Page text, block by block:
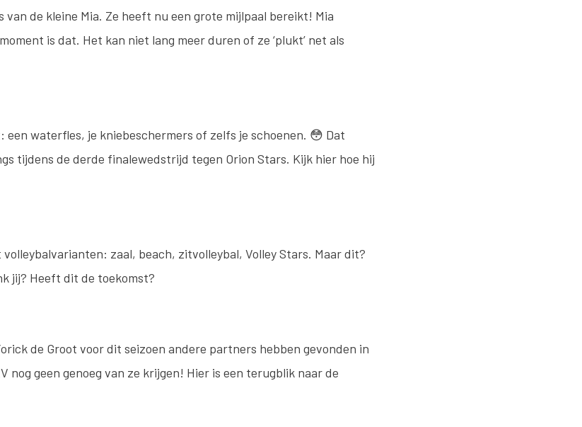
van de kleine Mia. Ze heeft nu een grote mijlpaal bereikt! Mia
is dat. Het kan niet lang meer duren of ze ‘plukt’ net als
een waterfles, je kniebeschermers of zelfs je schoenen. 😳 Dat
tijdens de derde finalewedstrijd tegen Orion Stars. Kijk hier hoe hij
zaal, beach, zitvolleybal, Volley Stars. Maar dit?
jij? Heeft dit de toekomst?
de Groot voor dit seizoen andere partners hebben gevonden in
nog geen genoeg van ze krijgen! Hier is een terugblik naar de